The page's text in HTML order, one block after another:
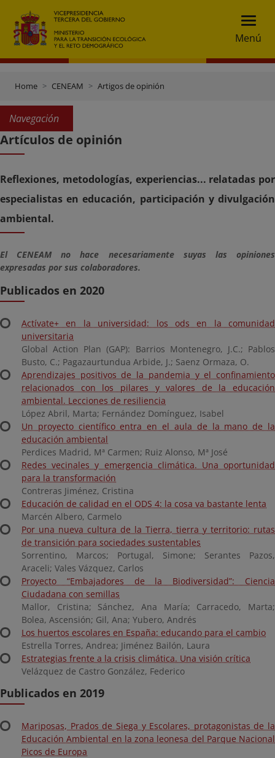
Menú
Home CENEAM Artigos de opinión
Navegación
Artículos de opinión
Reflexiones, metodologías, experiencias... relatadas por
especialistas en educación, participación y divulgación
ambiental.
El CENEAM no hace necesariamente suyas las opiniones
expresadas por sus colaboradores.
Publicados en 2020
Actívate+ en la universidad: los ods en la comunidad
universitaria
Global Action Plan (GAP): Barrios Montenegro, J.C.; Pablos
Busto, C.; Pagazaurtundua Arbide, J.; Saenz Ormaza, O.
Aprendizajes positivos de la pandemia y el confinamiento
relacionados con los pilares y valores de la educación
ambiental. Lecciones de resiliencia
López Abril, Marta; Fernández Domínguez, Isabel
Un proyecto científico entra en el aula de la mano de la
educación ambiental
Perdices Madrid, Mª Carmen; Ruiz Alonso, Mª José
Redes vecinales y emergencia climática. Una oportunidad
para la transformación
Contreras Jiménez, Cristina
Educación de calidad en el ODS 4: la cosa va bastante lenta
Marcén Albero, Carmelo
Por una nueva cultura de la Tierra, tierra y territorio: rutas
de transición para sociedades sustentables
Sorrentino, Marcos; Portugal, Simone; Serantes Pazos,
Araceli; Vales Vázquez, Carlos
Proyecto “Embajadores de la Biodiversidad”: Ciencia
Ciudadana con semillas
Mallor, Cristina; Sánchez, Ana María; Carracedo, Marta;
Bolea, Ascensión; Gil, Ana; Yubero, Andrés
Los huertos escolares en España: educando para el cambio
Estrella Torres, Andrea; Jiménez Bailón, Laura
Estrategias frente a la crisis climática. Una visión crítica
Velázquez de Castro González, Federico
Publicados en 2019
Mariposas, Prados de Siega y Escolares, protagonistas de la
Educación Ambiental en la zona leonesa del Parque Nacional
Picos de Europa